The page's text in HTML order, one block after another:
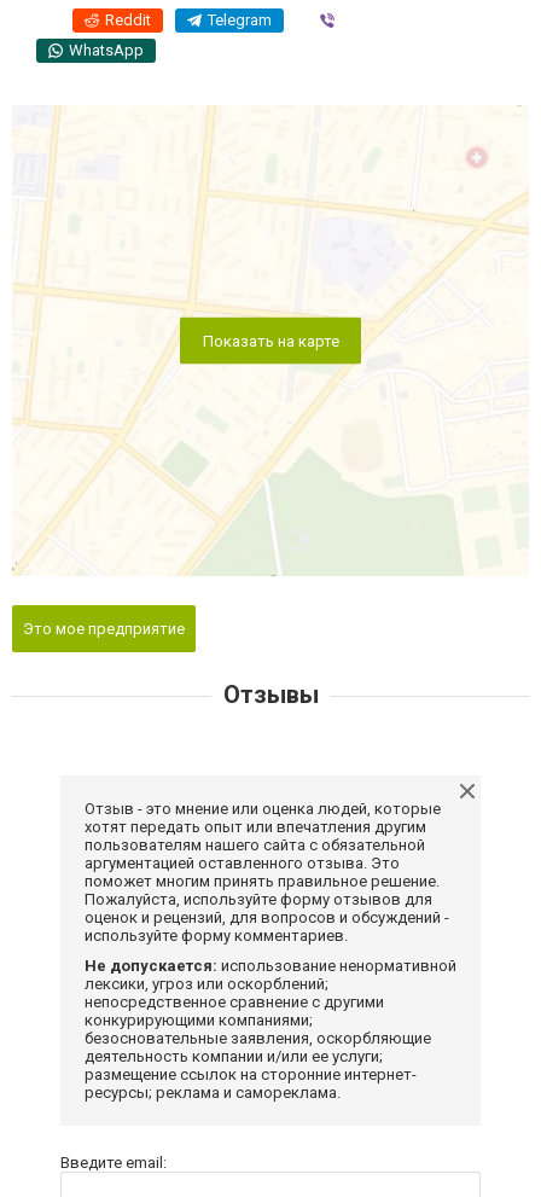
Reddit Telegram
WhatsApp
Показать на карте
Это мое предприятие
Отзывы
Отзыв - это мнение или оценка людей, которые
хотят передать опыт или впечатления другим
пользователям нашего сайта с обязательной
аргументацией оставленного отзыва. Это
поможет многим принять правильное решение.
Пожалуйста, используйте форму отзывов для
оценок и рецензий, для вопросов и обсуждений -
используйте форму комментариев.
Не допускается: использование ненормативной
лексики, угроз или оскорблений;
непосредственное сравнение с другими
конкурирующими компаниями;
безосновательные заявления, оскорбляющие
деятельность компании и/или ее услуги;
размещение ссылок на сторонние интернет-
ресурсы; реклама и самореклама.
Введите email: